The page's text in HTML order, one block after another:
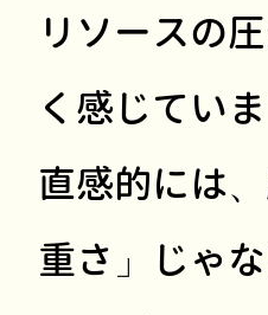
リソースの
く感じていま
直感的には
重さ」じゃ